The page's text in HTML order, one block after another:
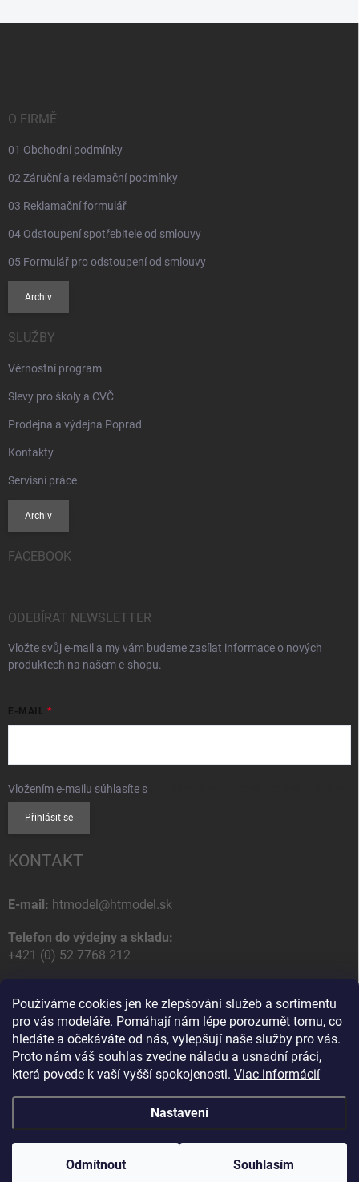
Používáme cookies jen ke zlepšování služeb a sortimentu
pro vás modeláře. Pomáhají nám lépe porozumět tomu, co
hledáte a očekáváte od nás, vylepšují naše služby pro vás.
Proto nám váš souhlas zvedne náladu a usnadní práci,
která povede k vaší vyšší spokojenosti. Viac informácií
Nastavení
Odmítnout Souhlasím
O FIRMĚ
01 Obchodní podmínky
02 Záruční a reklamační podmínky
03 Reklamační formulář
04 Odstoupení spotřebitele od smlouvy
05 Formulář pro odstoupení od smlouvy
Archiv
SLUŽBY
Věrnostní program
Slevy pro školy a CVČ
Prodejna a výdejna Poprad
Kontakty
Servisní práce
Archiv
FACEBOOK
ODEBÍRAT NEWSLETTER
Vložte svůj e-mail a my vám budeme zasílat informace o nových
produktech na našem e-shopu.
E-MAIL
Vložením e-mailu súhlasíte s
Přihlásit se
KONTAKT
E-mail: htmodel@htmodel.sk
Telefon do výdejny a skladu:
+421 (0) 52 7768 212
HT model
Na letisko 49
058 01 Poprad
Slovenská Republika
Copyright 2026HT model. Všechna práva vyhrazena.Upravit nastavení